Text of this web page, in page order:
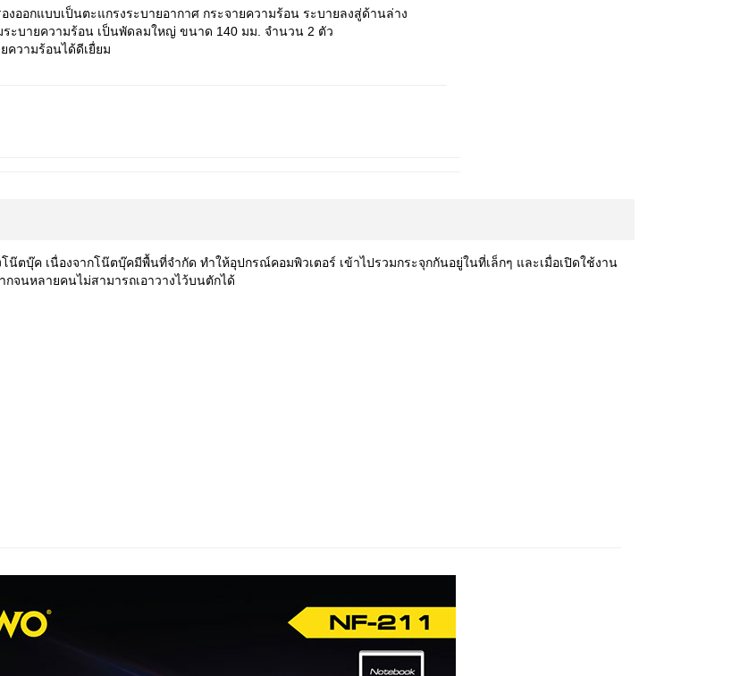
งออกแบบเป็นตะแกรงระบายอากาศ กระจายความร้อน ระบายลงสู่ด้านล่าง
ะบายความร้อน เป็นพัดลมใหญ่ ขนาด 140มม. จำนวน2 ตัว
ความร้อนได้ดีเยื่ยม
น๊ตบุ๊ค เนื่องจากโน๊ตบุ๊คมีพื้นที่จำกัด ทำให้อุปกรณ์คอมพิวเตอร์ เข้าไปรวมกระจุกกันอยู่ในที่เล็กๆ และเมื่อเปิดใช้งาน
นหลายคนไม่สามารถเอาวางไว้บนตักได้